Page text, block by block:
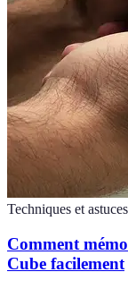
Techniques et astuces
Comment
Cube facilement